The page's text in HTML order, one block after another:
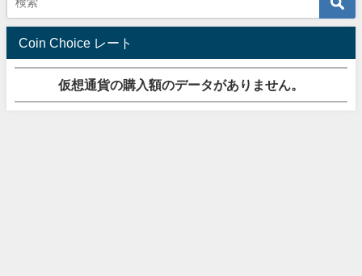
Coin Choice レート
仮想通貨の購入額のデータがありません。